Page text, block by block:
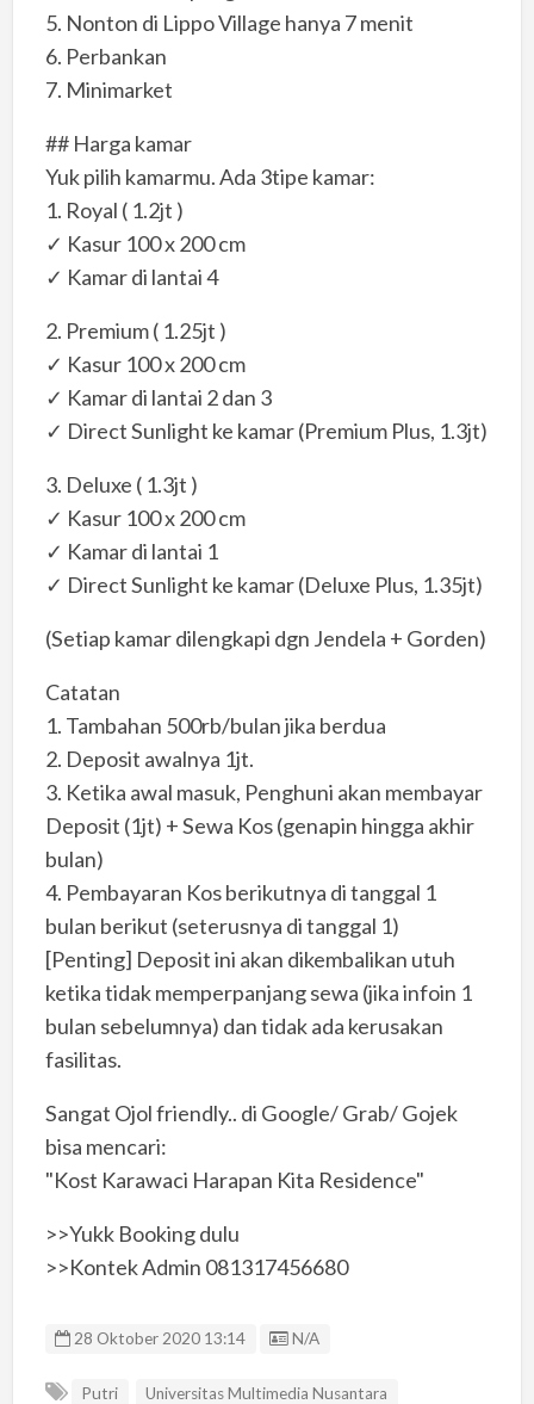
5. Nonton di Lippo Village hanya 7 menit
6. Perbankan
7. Minimarket
## Harga kamar
Yuk pilih kamarmu. Ada 3tipe kamar:
1. Royal ( 1.2jt )
✓ Kasur 100 x 200 cm
✓ Kamar di lantai 4
2. Premium ( 1.25jt )
✓ Kasur 100 x 200 cm
✓ Kamar di lantai 2 dan 3
✓ Direct Sunlight ke kamar (Premium Plus, 1.3jt)
3. Deluxe ( 1.3jt )
✓ Kasur 100 x 200 cm
✓ Kamar di lantai 1
✓ Direct Sunlight ke kamar (Deluxe Plus, 1.35jt)
(Setiap kamar dilengkapi dgn Jendela + Gorden)
Catatan
1. Tambahan 500rb/bulan jika berdua
2. Deposit awalnya 1jt.
3. Ketika awal masuk, Penghuni akan membayar
Deposit (1jt) + Sewa Kos (genapin hingga akhir
bulan)
4. Pembayaran Kos berikutnya di tanggal 1
bulan berikut (seterusnya di tanggal 1)
[Penting] Deposit ini akan dikembalikan utuh
ketika tidak memperpanjang sewa (jika infoin 1
bulan sebelumnya) dan tidak ada kerusakan
fasilitas.
Sangat Ojol friendly.. di Google/ Grab/ Gojek
bisa mencari:
"Kost Karawaci Harapan Kita Residence"
>>Yukk Booking dulu
>>Kontek Admin 081317456680
28 Oktober 2020 13:14 Listing ID
N/A
Putri
Universitas Multimedia Nusantara